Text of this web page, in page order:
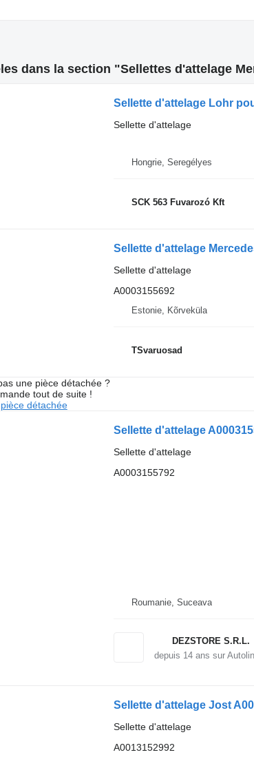
dans la section "Sellettes d'attelage
Sellette d'attelage Lohr
Sellette d'attelage
Hongrie, Seregélyes
SCK 563 Fuvarozó Kft
Sellette d'attelage
A0003155692
Estonie, Kõrveküla
TSvaruosad
une pièce détachée ?
tout de suite !
détachée
Sellette d'attelage
Sellette d'attelage
A0003155792
Roumanie, Suceava
DEZSTORE S.R.L.
depuis 14ans sur
Sellette d'attelage Jost
Sellette d'attelage
A0013152992